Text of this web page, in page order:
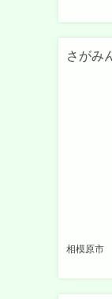
さがみ
相模原市